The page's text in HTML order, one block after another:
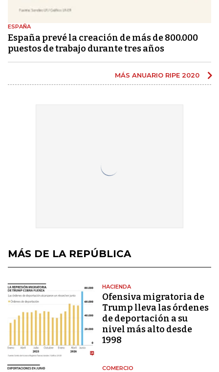
ESPAÑA
España prevé la creación de más de 800.000
puestos de trabajo durante tres años
MÁS ANUARIO RIPE 2020
MÁS DE LA REPÚBLICA
HACIENDA
Ofensiva migratoria de
Trump lleva las órdenes
de deportación a su
nivel más alto desde
1998
COMERCIO